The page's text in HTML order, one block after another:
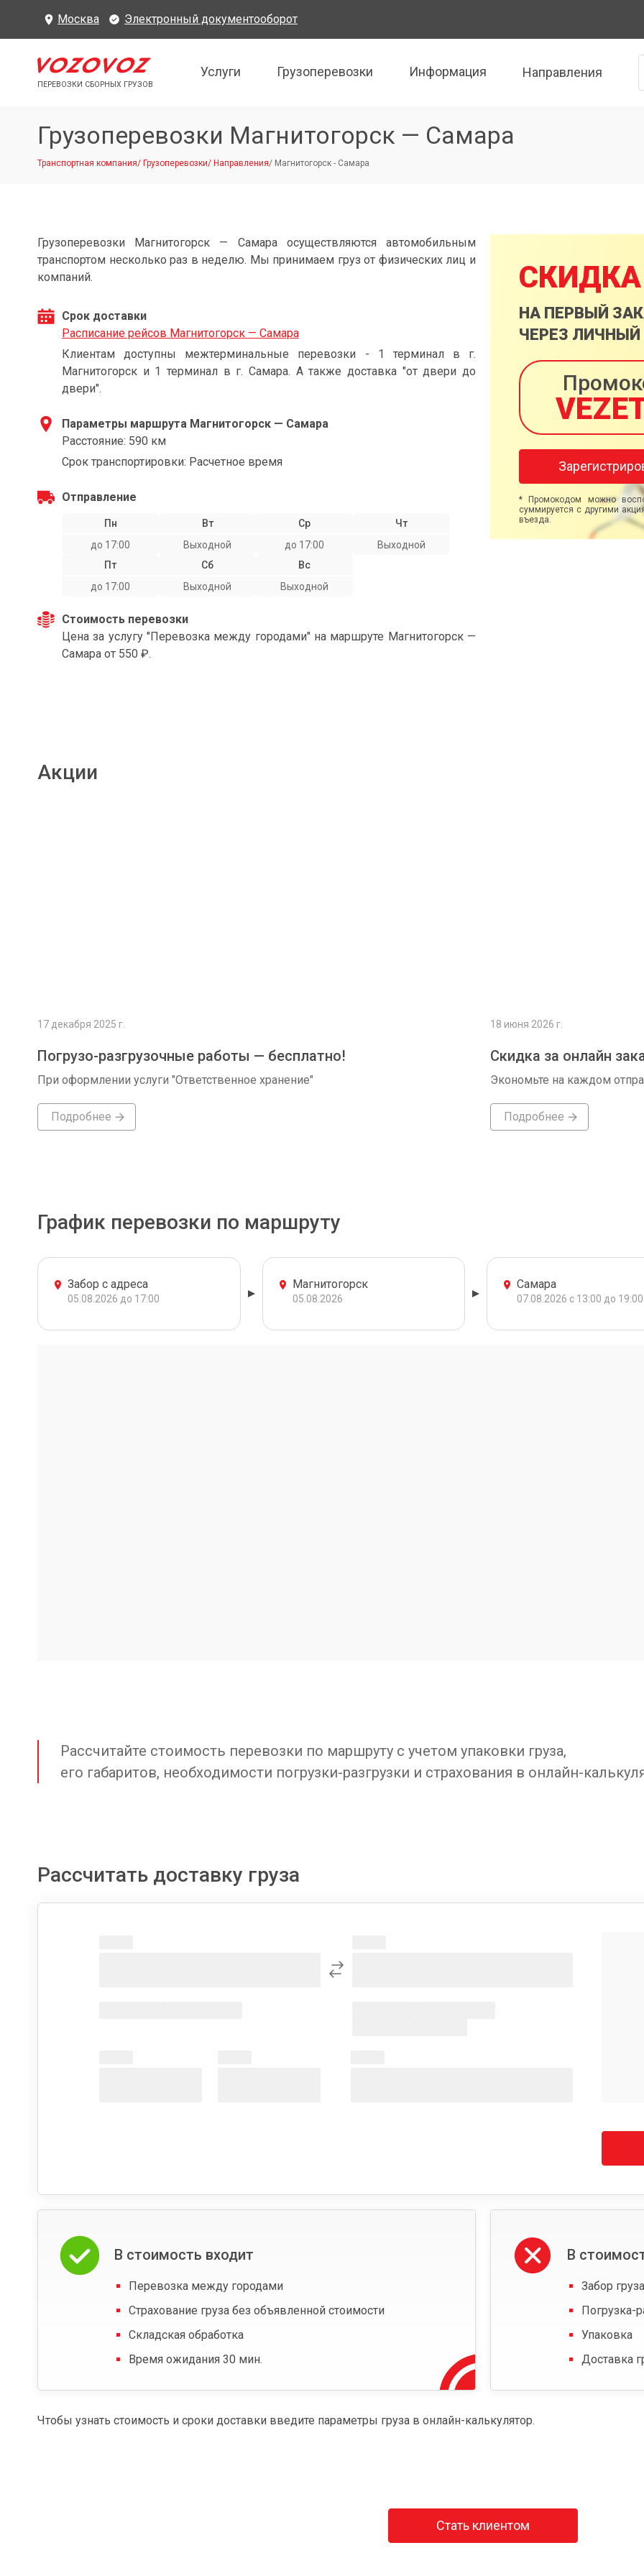
Москва Электронный документооборот
ПЕРЕВОЗКИ СБОРНЫХ ГРУЗОВ
Услуги Грузоперевозки Информация Направления
Грузоперевозки Магнитогорск — Самара
Транспортная компания/ Грузоперевозки/ Направления/ Магнитогорск - Самара
Грузоперевозки Магнитогорск — Самара осуществляются автомобильным
транспортом несколько раз в неделю. Мы принимаем груз от физических лиц и
компаний.
Срок доставки
Расписание рейсов Магнитогорск — Самара
Клиентам доступны межтерминальные перевозки - 1 терминал в г.
Магнитогорск и 1 терминал в г. Самара. А также доставка "от двери до
двери".
Параметры маршрута Магнитогорск — Самара
Расстояние: 590 км
Срок транспортировки: Расчетное время
Отправление
Пн
до 17:00
Вт
Выходной
Ср
до 17:00
Чт
Выходной
Пт
до 17:00
Сб
Выходной
Вс
Выходной
Стоимость перевозки
Цена за услугу "Перевозка между городами" на маршруте Магнитогорск —
Самара от 550 ₽.
СКИДКА
НА ПЕРВЫЙ
ЧЕРЕЗ ЛИЧНЫЙ
* Промокодом можно
суммируется с другими
въезда.
Акции
17 декабря 2025 г.
Погрузо-разгрузочные работы — бесплатно!
При оформлении услуги "Ответственное хранение"
Подробнее
18 июня 2026 г.
Скидка за онлайн
Экономьте на каждом
Подробнее
График перевозки по маршруту
Забор с адреса
05.08.2026 до 17:00
Магнитогорск
05.08.2026
Самара
07.08.2026 с 13:00 до 19:00
Рассчитайте стоимость перевозки по маршруту с учетом упаковки груза,
его габаритов, необходимости погрузки-разгрузки и страхования в онлайн-
Рассчитать доставку груза
В стоимость входит
Перевозка между городами
Страхование груза без объявленной стоимости
Складская обработка
Время ожидания 30 мин.
В
Забор
Погрузка-
Упаковка
Доставка
Чтобы узнать стоимость и сроки доставки введите параметры груза в онлайн-калькулятор.
Стать клиентом